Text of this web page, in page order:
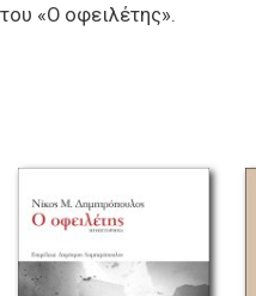
του «Ο οφειλέτης».